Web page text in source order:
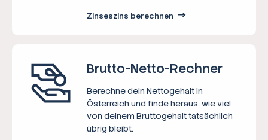
Zinseszins berechnen
Brutto-Netto-­Rechner
Berechne dein Nettogehalt in
Österreich und finde heraus, wie viel
von deinem Bruttogehalt tatsächlich
übrig bleibt.